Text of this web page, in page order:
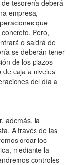
de tesorería deberá
empresa,
que
Pero,
o saldrá de
se deberán tener
de los plazos -
de caja a niveles
del día a
además, la
A través de las
crear los
mediante la
controles